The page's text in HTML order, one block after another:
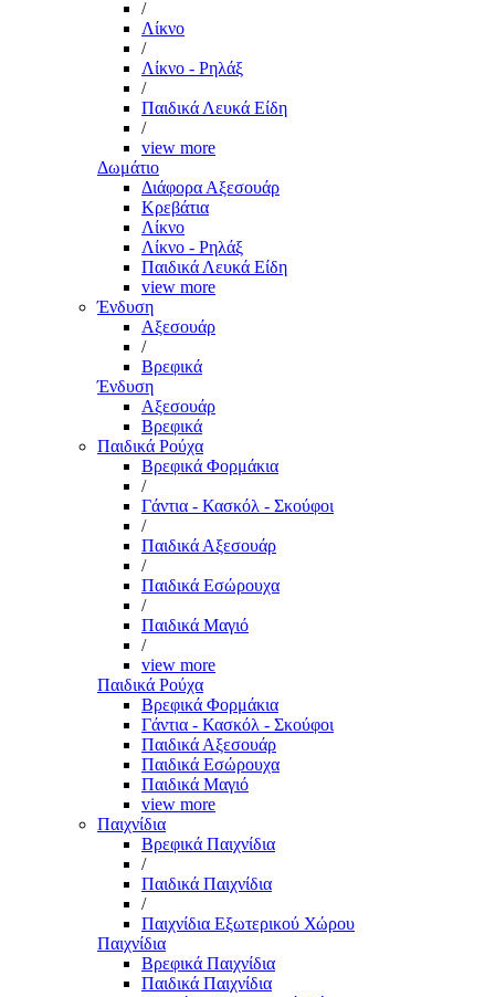
/
Λίκνο
/
Λίκνο - Ρηλάξ
/
Παιδικά Λευκά Είδη
/
view more
Δωμάτιο
Διάφορα Αξεσουάρ
Κρεβάτια
Λίκνο
Λίκνο - Ρηλάξ
Παιδικά Λευκά Είδη
view more
Ένδυση
Αξεσουάρ
/
Βρεφικά
Ένδυση
Αξεσουάρ
Βρεφικά
Παιδικά Ρούχα
Βρεφικά Φορμάκια
/
Γάντια - Κασκόλ - Σκούφοι
/
Παιδικά Αξεσουάρ
/
Παιδικά Εσώρουχα
/
Παιδικά Μαγιό
/
view more
Παιδικά Ρούχα
Βρεφικά Φορμάκια
Γάντια - Κασκόλ - Σκούφοι
Παιδικά Αξεσουάρ
Παιδικά Εσώρουχα
Παιδικά Μαγιό
view more
Παιχνίδια
Βρεφικά Παιχνίδια
/
Παιδικά Παιχνίδια
/
Παιχνίδια Εξωτερικού Χώρου
Παιχνίδια
Βρεφικά Παιχνίδια
Παιδικά Παιχνίδια